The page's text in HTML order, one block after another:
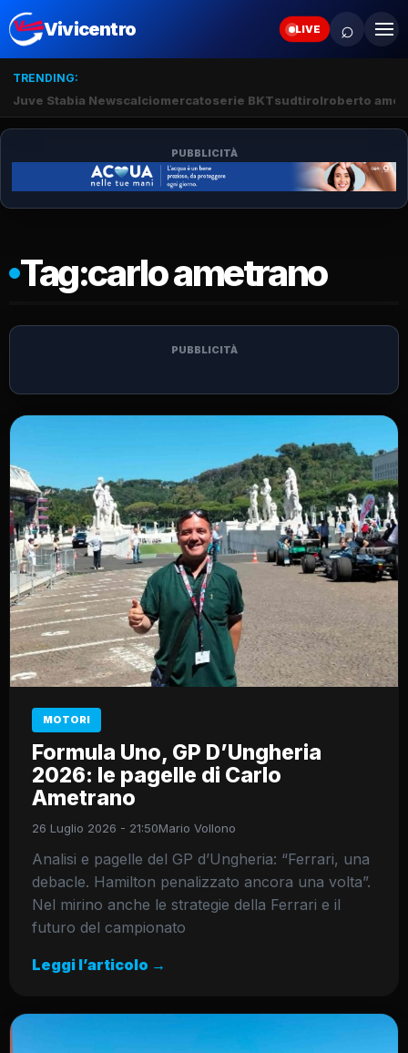
Vivicentro LIVE ⌕
TRENDING:
Juve Stabia Newscalciomercatoserie BKTsudtirolroberto
PUBBLICITÀ
Tag:carlo ametrano
PUBBLICITÀ
MOTORI
Formula Uno, GP D’Ungheria
2026: le pagelle di Carlo
Ametrano
26 Luglio 2026 - 21:50Mario Vollono
Analisi e pagelle del GP d’Ungheria: “Ferrari, una
debacle. Hamilton penalizzato ancora una volta”.
Nel mirino anche le strategie della Ferrari e il
futuro del campionato
Leggi l’articolo →